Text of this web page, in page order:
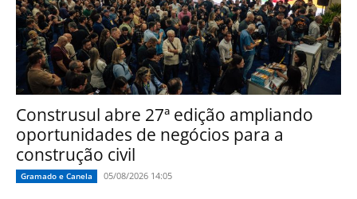
Construsul abre 27ª edição ampliando
oportunidades de negócios para a
construção civil
Gramado e Canela 05/08/2026 14:05